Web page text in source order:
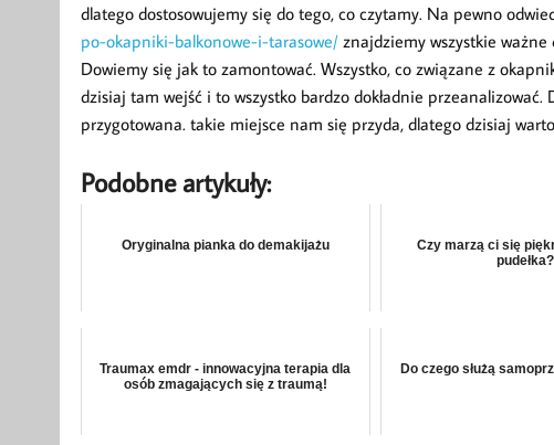
dlatego dostosowujemy się do tego, co czytamy. Na pewno
po-okapniki-balkonowe-i-tarasowe/znajdziemy wszystkie ważne
Dowiemy się jak to zamontować. Wszystko, co związane z
dzisiaj tam wejść i to wszystko bardzo dokładnie
przygotowana. takie miejsce nam się przyda, dlatego dzisiaj
Podobne artykuły:
Oryginalna pianka do demakijażu
Czy marzą ci się
pudełka?
Traumax emdr - innowacyjna terapia dla
osób zmagających się z traumą!
Do czego służą